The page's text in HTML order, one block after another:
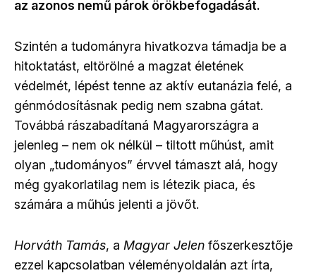
az azonos nemű párok örökbefogadását.
Szintén a tudományra hivatkozva támadja be a
hitoktatást, eltörölné a magzat életének
védelmét, lépést tenne az aktív eutanázia felé, a
génmódosításnak pedig nem szabna gátat.
Továbbá rászabadítaná Magyarországra a
jelenleg – nem ok nélkül – tiltott műhúst, amit
olyan „tudományos” érvvel támaszt alá, hogy
még gyakorlatilag nem is létezik piaca, és
számára a műhús jelenti a jövőt.
Horváth Tamás, a Magyar Jelen főszerkesztője
ezzel kapcsolatban véleményoldalán azt írta,